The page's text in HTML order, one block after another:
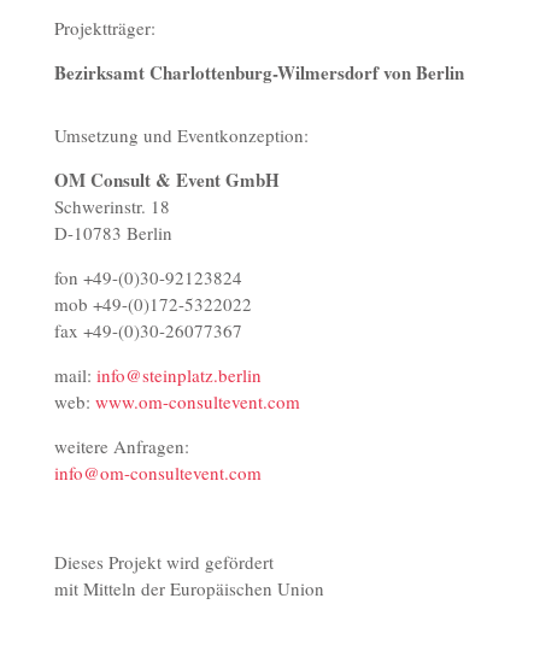
Projektträger:
Bezirksamt Charlottenburg-Wilmersdorf von Berlin
Umsetzung und Eventkonzeption:
OM Consult & Event GmbH
Schwerinstr. 18
D-10783 Berlin
fon +49-(0)30-92123824
mob +49-(0)172-5322022
fax +49-(0)30-26077367
mail: info@steinplatz.berlin
web: www.om-consultevent.com
weitere Anfragen:
info@om-consultevent.com
Dieses Projekt wird gefördert
mit Mitteln der Europäischen Union